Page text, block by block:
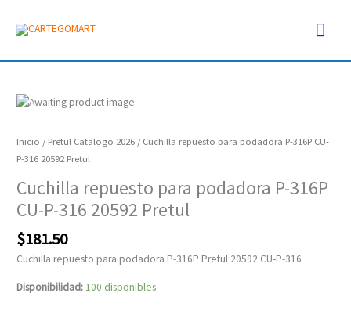
Inicio / Pretul Catalogo 2026 / Cuchilla repuesto para podadora P-316P CU-
P-316 20592 Pretul
Cuchilla repuesto para podadora P-316P
CU-P-316 20592 Pretul
$181.50
Cuchilla repuesto para podadora P-316P Pretul 20592 CU-P-316
Disponibilidad:100 disponibles
Cuchilla
para
podadora
316P
CU-
316
20592
cantidad